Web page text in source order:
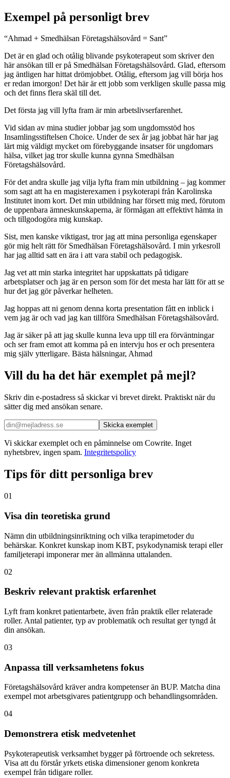
Exempel på personligt brev
“Ahmad + Smedhälsan Företagshälsovård = Sant”
Det är en glad och otålig blivande psykoterapeut som skriver den
här ansökan till er på Smedhälsan Företagshälsovård. Glad, eftersom
jag äntligen har hittat drömjobbet. Otålig, eftersom jag vill börja hos
er redan imorgon! Det här är ett jobb som verkligen skulle passa mig
och det finns flera skäl till det.
Det första jag vill lyfta fram är min arbetslivserfarenhet.
Vid sidan av mina studier jobbar jag som ungdomsstöd hos
Insamlingsstiftelsen Choice. Under de sex år jag jobbat här har jag
lärt mig väldigt mycket om förebyggande insatser för ungdomars
hälsa, vilket jag tror skulle kunna gynna Smedhälsan
Företagshälsovård.
För det andra skulle jag vilja lyfta fram min utbildning – jag kommer
som sagt att ha en magisterexamen i psykoterapi från Karolinska
Institutet inom kort. Det min utbildning har försett mig med, förutom
de uppenbara ämneskunskaperna, är förmågan att effektivt hämta in
och tillgodogöra mig kunskap.
Sist, men kanske viktigast, tror jag att mina personliga egenskaper
gör mig helt rätt för Smedhälsan Företagshälsovård. I min yrkesroll
har jag alltid satt en ära i att vara stabil och pedagogisk.
Jag vet att min starka integritet har uppskattats på tidigare
arbetsplatser och jag är en person som för det mesta har lätt för att se
hur det jag gör påverkar helheten.
Jag hoppas att ni genom denna korta presentation fått en inblick i
vem jag är och vad jag kan tillföra Smedhälsan Företagshälsovård.
Jag är säker på att jag skulle kunna leva upp till era förväntningar
och ser fram emot att komma på en intervju hos er och presentera
mig själv ytterligare. Bästa hälsningar, Ahmad
Vill du ha det här exemplet på mejl?
Skriv din e-postadress så skickar vi brevet direkt. Praktiskt när du
sätter dig med ansökan senare.
Skicka exemplet
Vi skickar exemplet och en påminnelse om Cowrite. Inget
nyhetsbrev, ingen spam. Integritetspolicy
Tips för ditt personliga brev
01
Visa din teoretiska grund
Nämn din utbildningsinriktning och vilka terapimetoder du
behärskar. Konkret kunskap inom KBT, psykodynamisk terapi eller
familjeterapi imponerar mer än allmänna uttalanden.
02
Beskriv relevant praktisk erfarenhet
Lyft fram konkret patientarbete, även från praktik eller relaterade
roller. Antal patienter, typ av problematik och resultat ger tyngd åt
din ansökan.
03
Anpassa till verksamhetens fokus
Företagshälsovård kräver andra kompetenser än BUP. Matcha dina
exempel mot arbetsgivares patientgrupp och behandlingsområden.
04
Demonstrera etisk medvetenhet
Psykoterapeutisk verksamhet bygger på förtroende och sekretess.
Visa att du förstår yrkets etiska dimensioner genom konkreta
exempel från tidigare roller.